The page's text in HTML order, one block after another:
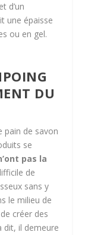
et d’un
une épaisse
ou en gel.
DU
pain de savon
se
pas la
de
sans y
le milieu de
créer des
dit, il demeure